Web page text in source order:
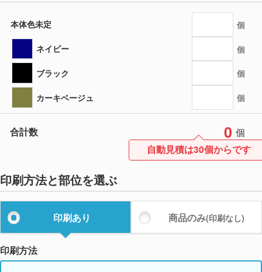
本体色未定 個
ネイビー 個
ブラック 個
カーキベージュ 個
合計数 0 個
自動見積は30個からです
印刷方法と部位を選ぶ
印刷あり 商品のみ(印刷なし)
印刷方法